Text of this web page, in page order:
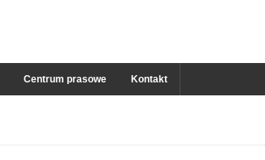
Centrum prasowe Kontakt